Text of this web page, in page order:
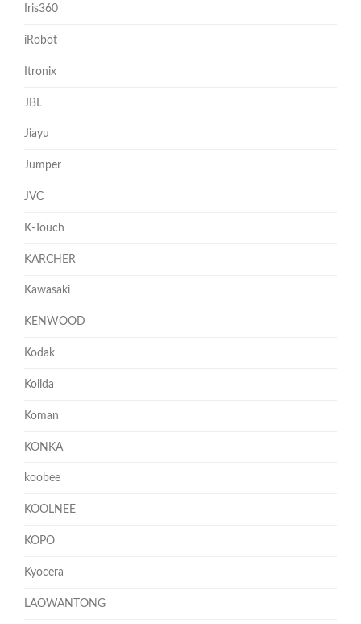
Iris360
iRobot
Itronix
JBL
Jiayu
Jumper
JVC
K-Touch
KARCHER
Kawasaki
KENWOOD
Kodak
Kolida
Koman
KONKA
koobee
KOOLNEE
KOPO
Kyocera
LAOWANTONG